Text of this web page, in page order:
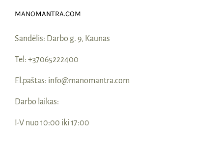
MANOMANTRA.COM
Sandėlis: Darbo g. 9, Kaunas
Tel: +37065222400
El.paštas: info@manomantra.com
Darbo laikas:
I-V nuo 10:00 iki 17:00